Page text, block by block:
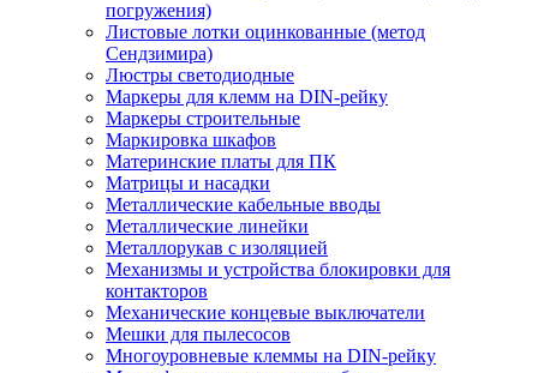
погружения)
Листовые лотки оцинкованные (метод
Сендзимира)
Люстры светодиодные
Маркеры для клемм на DIN-рейку
Маркеры строительные
Маркировка шкафов
Материнские платы для ПК
Матрицы и насадки
Металлические кабельные вводы
Металлические линейки
Металлорукав с изоляцией
Механизмы и устройства блокировки для
контакторов
Механические концевые выключатели
Мешки для пылесосов
Многоуровневые клеммы на DIN-рейку